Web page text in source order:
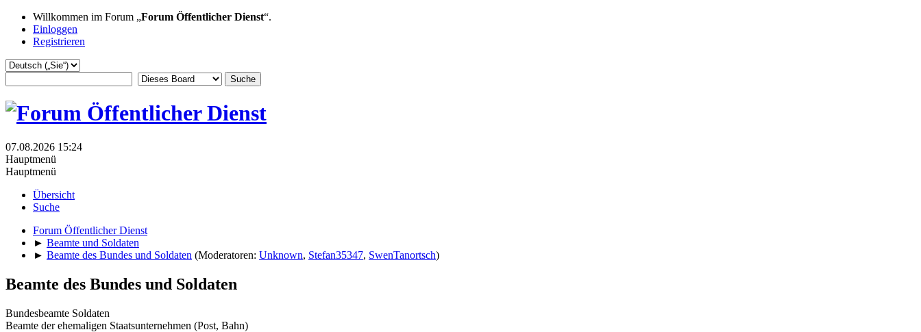
Willkommen im Forum „Forum Öffentlicher Dienst“.
Einloggen
Registrieren
07.08.2026 15:24
Hauptmenü
Hauptmenü
Übersicht
Suche
Forum Öffentlicher Dienst
► Beamte und Soldaten
► Beamte des Bundes und Soldaten (Moderatoren: Unknown, Stefan35347, SwenTanortsch)
Beamte des Bundes und Soldaten
Bundesbeamte Soldaten
Beamte der ehemaligen Staatsunternehmen (Post, Bahn)